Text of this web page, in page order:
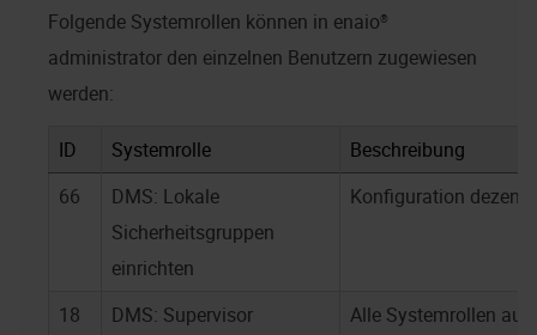
Folgende Systemrollen können in enaio®
administrator den einzelnen Benutzern zugewiesen
werden:
ID Systemrolle
Beschreibung
66
DMS: Lokale
Sicherheitsgruppen
einrichten
Konfiguration
18 DMS: Supervisor
Alle Systemrollen